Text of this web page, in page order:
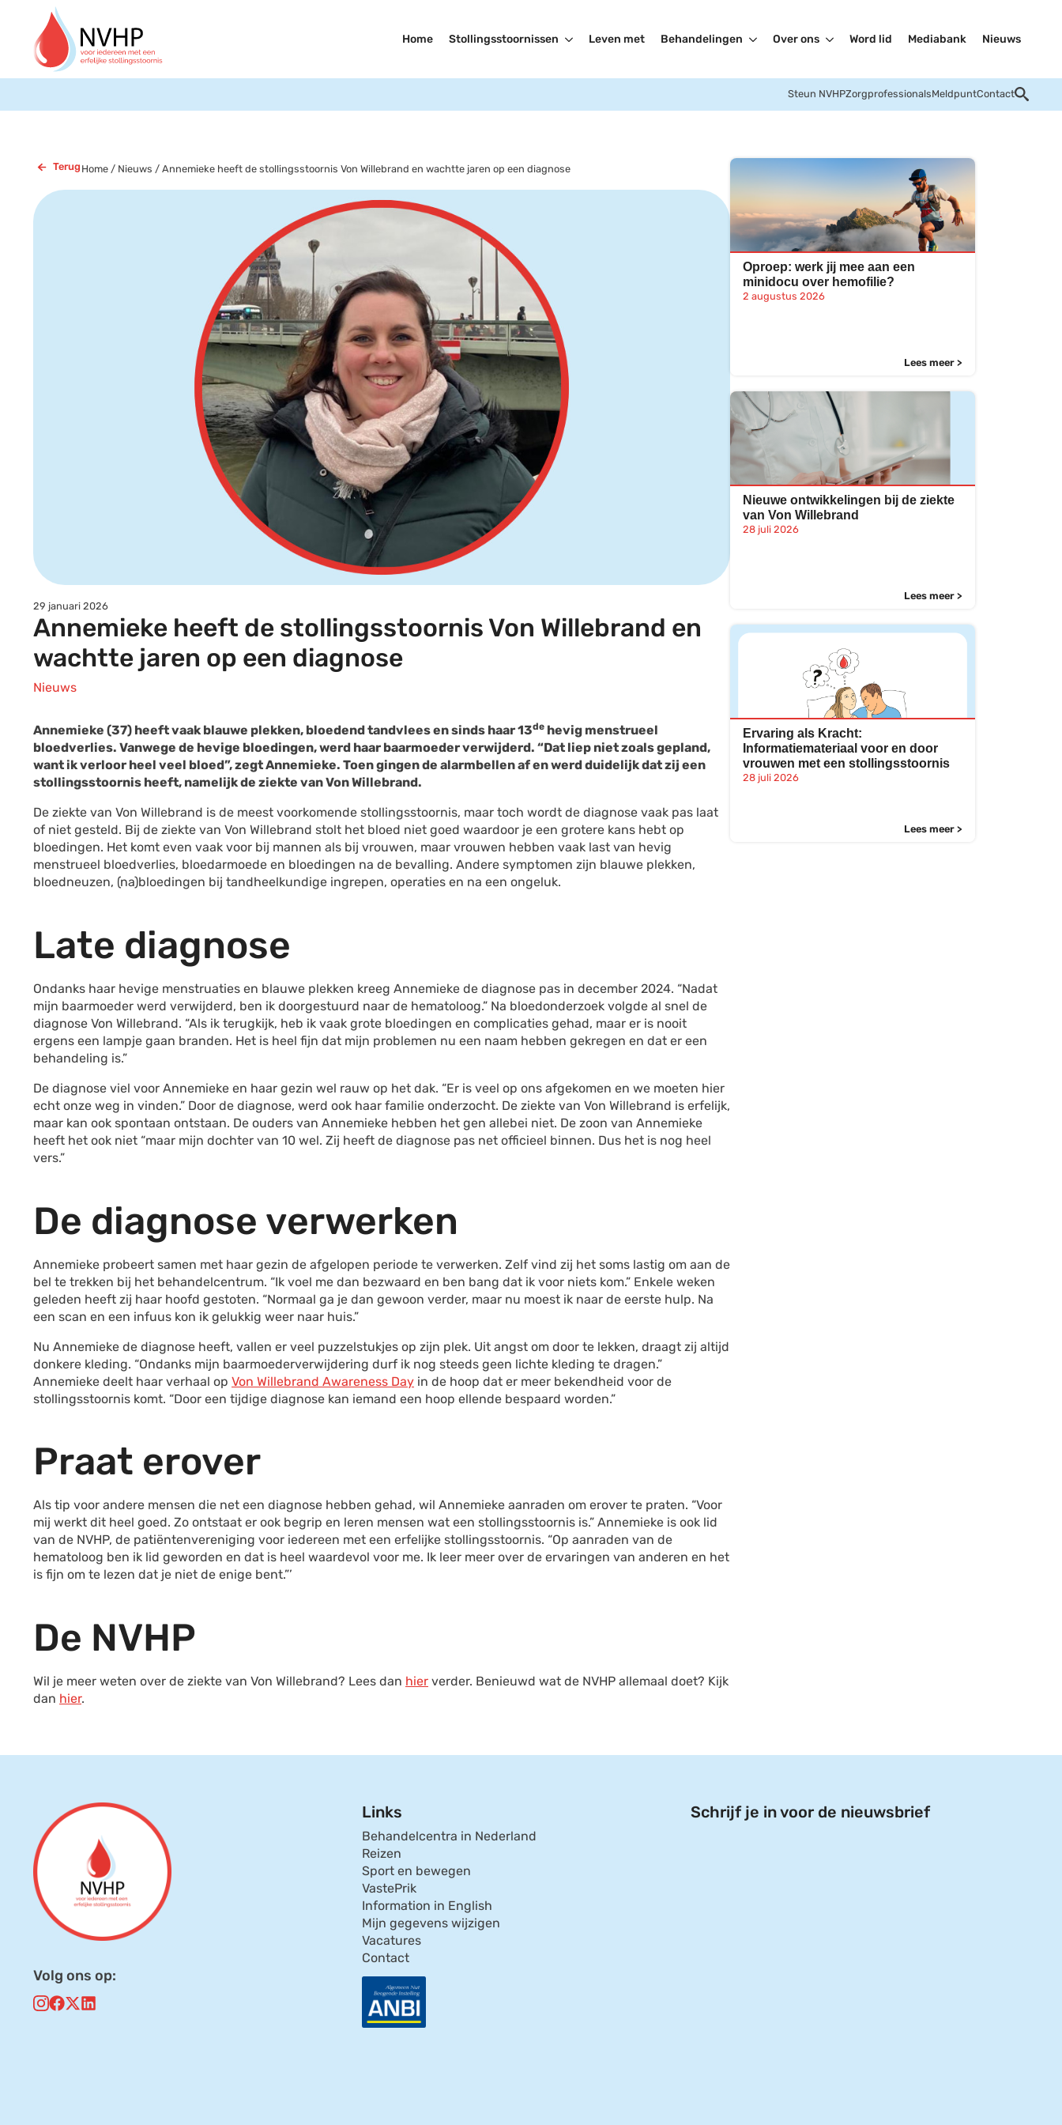
Home Stollingsstoornissen Leven met Behandelingen Over ons Word lid Mediabank Nieuws
Steun NVHPZorgprofessionalsMeldpuntContact
Terug Home/ Nieuws / Annemieke heeft de stollingsstoornis Von Willebrand en wachtte jaren op een diagnose
29 januari 2026
Annemieke heeft de stollingsstoornis Von Willebrand en
wachtte jaren op een diagnose
Nieuws
Annemieke (37) heeft vaak blauwe plekken, bloedend tandvlees en sinds haar 13de hevig menstrueel
bloedverlies. Vanwege de hevige bloedingen, werd haar baarmoeder verwijderd. “Dat liep niet zoals gepland,
want ik verloor heel veel bloed”, zegt Annemieke. Toen gingen de alarmbellen af en werd duidelijk dat zij een
stollingsstoornis heeft, namelijk de ziekte van Von Willebrand.
De ziekte van Von Willebrand is de meest voorkomende stollingsstoornis, maar toch wordt de diagnose vaak pas laat
of niet gesteld. Bij de ziekte van Von Willebrand stolt het bloed niet goed waardoor je een grotere kans hebt op
bloedingen. Het komt even vaak voor bij mannen als bij vrouwen, maar vrouwen hebben vaak last van hevig
menstrueel bloedverlies, bloedarmoede en bloedingen na de bevalling. Andere symptomen zijn blauwe plekken,
bloedneuzen, (na)bloedingen bij tandheelkundige ingrepen, operaties en na een ongeluk.
Late diagnose
Ondanks haar hevige menstruaties en blauwe plekken kreeg Annemieke de diagnose pas in december 2024. “Nadat
mijn baarmoeder werd verwijderd, ben ik doorgestuurd naar de hematoloog.” Na bloedonderzoek volgde al snel de
diagnose Von Willebrand. “Als ik terugkijk, heb ik vaak grote bloedingen en complicaties gehad, maar er is nooit
ergens een lampje gaan branden. Het is heel fijn dat mijn problemen nu een naam hebben gekregen en dat er een
behandeling is.”
De diagnose viel voor Annemieke en haar gezin wel rauw op het dak. “Er is veel op ons afgekomen en we moeten hier
echt onze weg in vinden.” Door de diagnose, werd ook haar familie onderzocht. De ziekte van Von Willebrand is erfelijk,
maar kan ook spontaan ontstaan. De ouders van Annemieke hebben het gen allebei niet. De zoon van Annemieke
heeft het ook niet “maar mijn dochter van 10 wel. Zij heeft de diagnose pas net officieel binnen. Dus het is nog heel
vers.”
De diagnose verwerken
Annemieke probeert samen met haar gezin de afgelopen periode te verwerken. Zelf vind zij het soms lastig om aan de
bel te trekken bij het behandelcentrum. “Ik voel me dan bezwaard en ben bang dat ik voor niets kom.” Enkele weken
geleden heeft zij haar hoofd gestoten. “Normaal ga je dan gewoon verder, maar nu moest ik naar de eerste hulp. Na
een scan en een infuus kon ik gelukkig weer naar huis.”
Nu Annemieke de diagnose heeft, vallen er veel puzzelstukjes op zijn plek. Uit angst om door te lekken, draagt zij altijd
donkere kleding. “Ondanks mijn baarmoederverwijdering durf ik nog steeds geen lichte kleding te dragen.”
Annemieke deelt haar verhaal op Von Willebrand Awareness Day in de hoop dat er meer bekendheid voor de
stollingsstoornis komt. “Door een tijdige diagnose kan iemand een hoop ellende bespaard worden.”
Praat erover
Als tip voor andere mensen die net een diagnose hebben gehad, wil Annemieke aanraden om erover te praten. “Voor
mij werkt dit heel goed. Zo ontstaat er ook begrip en leren mensen wat een stollingsstoornis is.” Annemieke is ook lid
van de NVHP, de patiëntenvereniging voor iedereen met een erfelijke stollingsstoornis. “Op aanraden van de
hematoloog ben ik lid geworden en dat is heel waardevol voor me. Ik leer meer over de ervaringen van anderen en het
is fijn om te lezen dat je niet de enige bent.”’
De NVHP
Wil je meer weten over de ziekte van Von Willebrand? Lees dan hier verder. Benieuwd wat de NVHP allemaal doet? Kijk
dan hier.
Oproep: werk jij mee aan een
minidocu over hemofilie?
2 augustus 2026
Lees meer >
Nieuwe ontwikkelingen bij de ziekte
van Von Willebrand
28 juli 2026
Lees meer >
Ervaring als Kracht:
Informatiemateriaal voor en door
vrouwen met een stollingsstoornis
28 juli 2026
Lees meer >
Volg ons op:
Links
Behandelcentra in Nederland
Reizen
Sport en bewegen
VastePrik
Information in English
Mijn gegevens wijzigen
Vacatures
Contact
Schrijf je in voor de nieuwsbrief